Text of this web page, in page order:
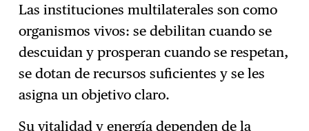
Las instituciones multilaterales son como
organismos vivos: se debilitan cuando se
descuidan y prosperan cuando se respetan,
se dotan de recursos suficientes y se les
asigna un objetivo claro.
Su vitalidad y energía dependen de la